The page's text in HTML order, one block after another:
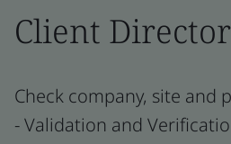
Client
Check company, site and
- Validation and